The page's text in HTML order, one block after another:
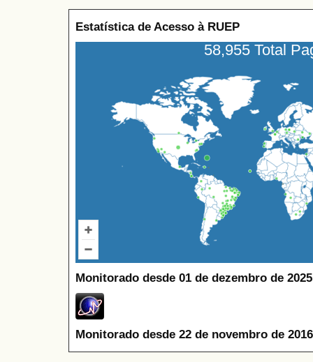
Estatística de Acesso à RUEP
58,955 Total
Monitorado desde 01 de dezembro de
Monitorado desde 22 de novembro de